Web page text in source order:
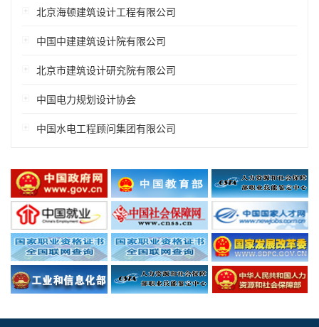
北京海顿建筑设计工程有限公司
中国中建建筑设计院有限公司
北京市建筑设计研究院有限公司
中国电力规划设计协会
中国水电工程顾问集团有限公司